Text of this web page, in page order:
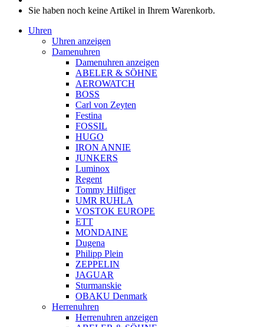
Sie haben noch keine Artikel in Ihrem Warenkorb.
Uhren
Uhren anzeigen
Damenuhren
Damenuhren anzeigen
ABELER & SÖHNE
AEROWATCH
BOSS
Carl von Zeyten
Festina
FOSSIL
HUGO
IRON ANNIE
JUNKERS
Luminox
Regent
Tommy Hilfiger
UMR RUHLA
VOSTOK EUROPE
ETT
MONDAINE
Dugena
Philipp Plein
ZEPPELIN
JAGUAR
Sturmanskie
OBAKU Denmark
Herrenuhren
Herrenuhren anzeigen